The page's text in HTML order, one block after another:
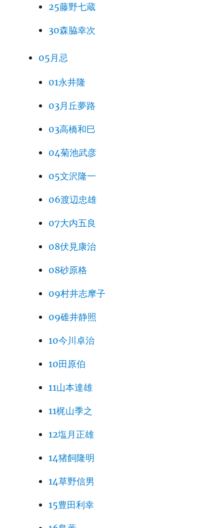
25藤野七蔵
30森脇幸次
05月忌
01永井隆
03月丘夢路
03高橋和巳
04菊池武彦
05文沢隆一
06渡辺忠雄
07大内五良
08伏見康治
08砂原格
09村井志摩子
09碓井静照
10今川卓治
10田原伯
11山本達雄
11梶山季之
12塩月正雄
14猪飼隆明
14草野信男
15豊田利幸